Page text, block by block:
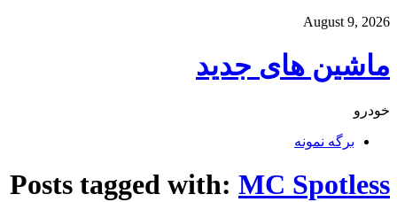
August 9, 2026
ماشین های جدید
خودرو
برگه نمونه
Posts tagged with: MC Spotless